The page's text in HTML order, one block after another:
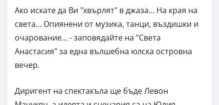
Ако искате да Ви "хвърлят" в джаза... На края на
света... Опиянени от музика, танци, въздишки и
очарование... - заповядайте на "Света
Анастасия" за една вълшебна юлска островна
вечер.
Диригент на спектакъла ще бъде Левон